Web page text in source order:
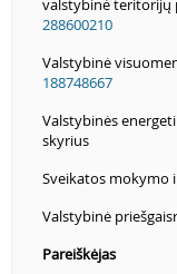
288600210
Valstybinė
188748667
Valstybinės
skyrius
Sveikatos mokymo
Valstybinė
Pareiškėjas